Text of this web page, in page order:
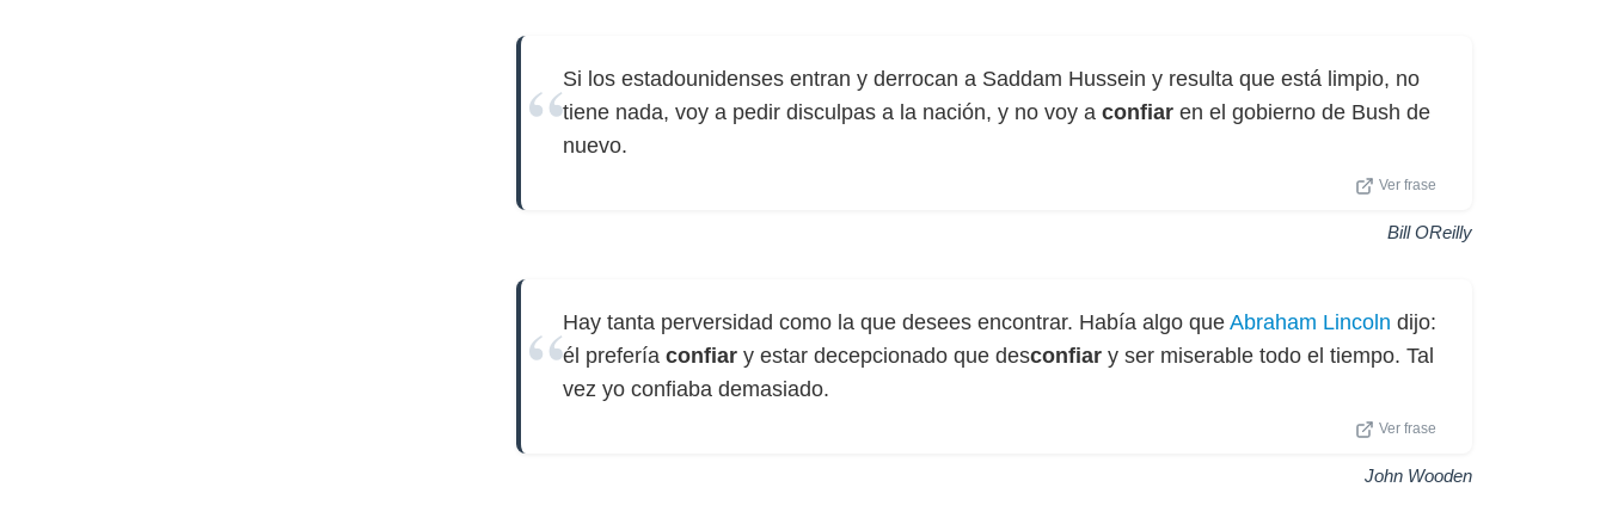
Si los estadounidenses entran y derrocan a Saddam Hussein y resulta que está limpio, no
tiene nada, voy a pedir disculpas a la nación, y no voy a confiar en el gobierno de Bush de
nuevo.
Ver frase
Bill OReilly
Hay tanta perversidad como la que desees encontrar. Había algo que Abraham Lincoln dijo:
él prefería confiar y estar decepcionado que desconfiar y ser miserable todo el tiempo. Tal
vez yo confiaba demasiado.
Ver frase
John Wooden